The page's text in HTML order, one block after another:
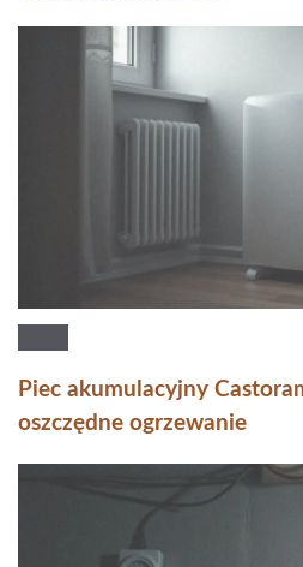
Piec akumulacyjny
oszczędne ogrzewanie